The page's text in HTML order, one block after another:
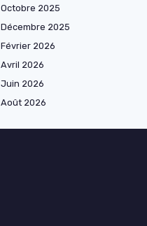
Octobre 2025
Décembre 2025
Février 2026
Avril 2026
Juin 2026
Août 2026